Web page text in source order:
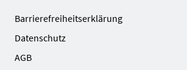
Barrierefreiheitserklärung
Datenschutz
AGB